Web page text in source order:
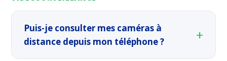
Puis-je consulter mes caméras à
distance depuis mon téléphone ?